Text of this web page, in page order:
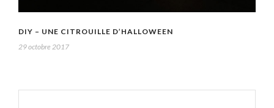
DIY – UNE CITROUILLE D’HALLOWEEN
29 octobre 2017